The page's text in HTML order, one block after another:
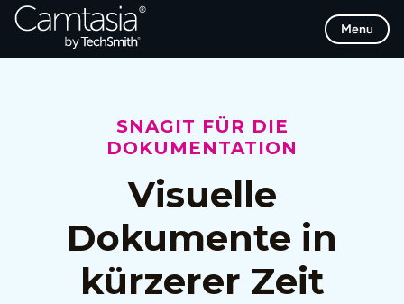
Direkt
zum
Menu
SNAGIT FÜR DIE
DOKUMENTATION
Visuelle
Dokumente in
kürzerer Zeit